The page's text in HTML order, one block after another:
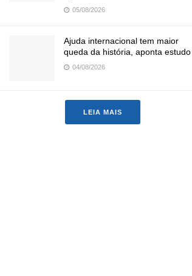
05/08/2026
Ajuda internacional tem maior
queda da história, aponta estudo
04/08/2026
LEIA MAIS